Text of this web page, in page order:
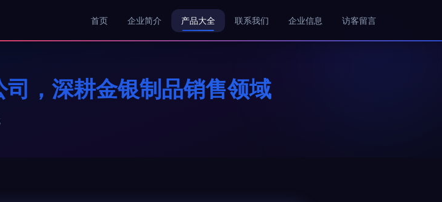
首页 企业简介 产品大全 联系我们 企业信息 访客留言
，深耕金银制品销售领域